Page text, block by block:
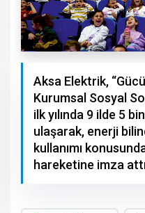
Aksa Elektrik,
Kurumsal Sosyal
ilk yılında 9 ilde 5
ulaşarak, enerji
kullanımı
hareketine imza